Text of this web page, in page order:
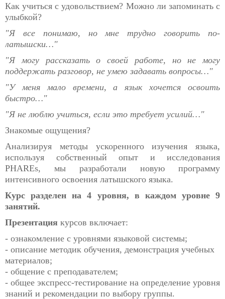
Как учиться с удовольствием? Можно ли запоминать с
улыбкой?
"Я все понимаю, но мне трудно говорить по-
латышски…"
"Я могу рассказать о своей работе, но не могу
поддержать разговор, не умею задавать вопросы…"
"У меня мало времени, а язык хочется освоить
быстро…"
"Я не люблю учиться, если это требует усилий…"
Знакомые ощущения?
Анализируя методы ускоренного изучения языка,
используя собственный опыт и исследования
PHAREs, мы разработали новую программу
интенсивного освоения латышского языка.
Курс разделен на 4 уровня, в каждом уровне 9
занятий.
Презентация курсов включает:
- ознакомление с уровнями языковой системы;
- описание методик обучения, демонстрация учебных
материалов;
- общение с преподавателем;
- общее экспресс-тестирование на определение уровня
знаний и рекомендации по выбору группы.